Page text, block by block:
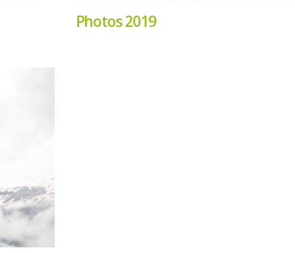
Photos 2019